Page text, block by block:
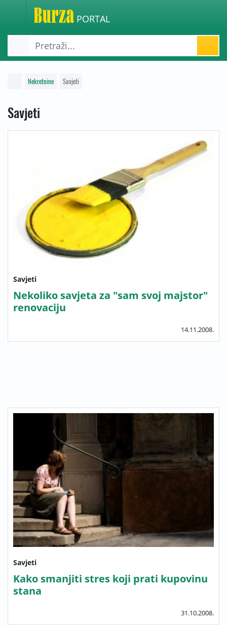
PORTAL
Nekretnine Savjeti
Savjeti
Savjeti
Nekoliko savjeta za "sam svoj majstor"
renovaciju
14.11.2008.
Savjeti
Kako smanjiti stres koji prati kupovinu
stana
31.10.2008.